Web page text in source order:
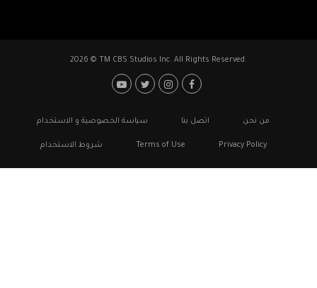
2026 © TM CBS Studios Inc. All Rights Reserved.
Footer: Social Media
من نحن اتصل بنا سياسة الخصوصية و الاستخدام
Privacy Policy
Terms of Use شروط الاستخدام